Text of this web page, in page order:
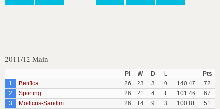
2011/12 Main
Pl W D L
Pts
1
Benfica 26 23 3 0 140:47
72
2
Sporting 26 21 4 1 101:46
67
3
Modicus-Sandim 26 14 9 3 100:81
51